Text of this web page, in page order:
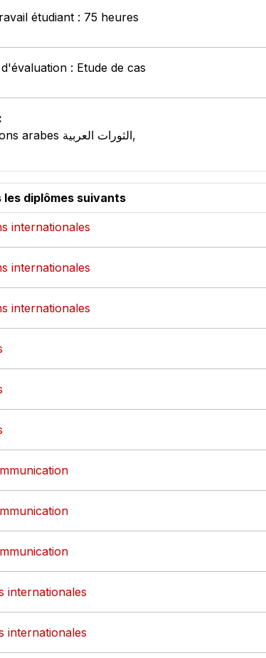
étudiant : 75 heures
: Etude de cas
Les révolutions arabes الثورات العربية,
diplômes suivants
internationales
internationales
internationales
internationales
internationales